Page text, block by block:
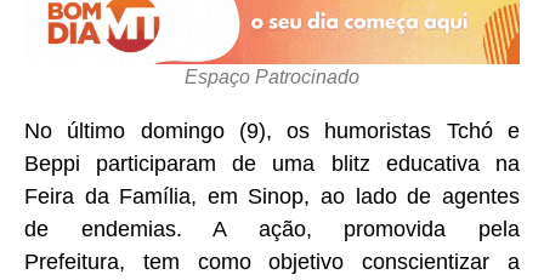
Espaço Patrocinado
No último domingo (9), os humoristas Tchó e
Beppi participaram de uma blitz educativa na
Feira da Família, em Sinop, ao lado de agentes
de endemias. A ação, promovida pela
Prefeitura, tem como objetivo conscientizar a